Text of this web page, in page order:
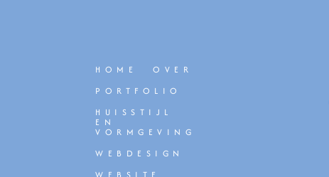
HOME
OVER
PORTFOLIO
HUISSTIJL
EN
VORMGEVING
WEBDESIGN
WEBSITE